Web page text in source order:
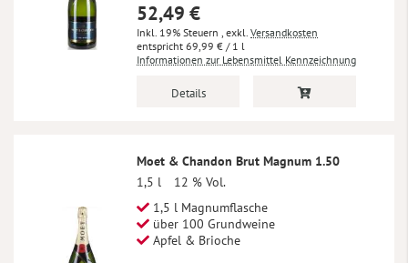
52,49 €
Inkl. 19% Steuern , exkl. Versandkosten
69,99 € / 1 l
Informationen zur Lebensmittel Kennzeichnung
Details
Moet & Chandon Brut Magnum 1.50
1,5 l
12 % Vol.
1,5 l Magnumflasche
über 100 Grundweine
Apfel & Brioche